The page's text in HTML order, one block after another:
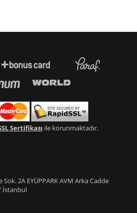
Sertifikası ile korunmaktadır.
2A EYÜPPARK AVM Arka Cadde
İstanbul